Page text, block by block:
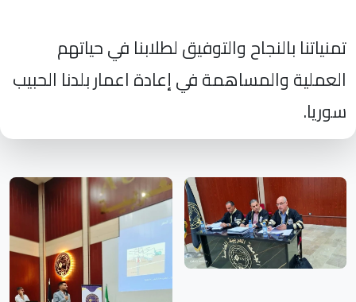
تمنياتنا بالنجاح والتوفيق لطلابنا في حياتهم
العملية والمساهمة في إعادة اعمار بلدنا الحبيب
سوريا.